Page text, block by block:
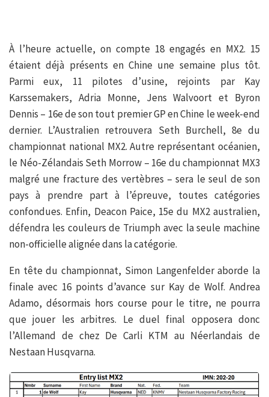
À l’heure actuelle, on compte 18 engagés en MX2. 15
étaient déjà présents en Chine une semaine plus tôt.
Parmi eux, 11 pilotes d’usine, rejoints par Kay
Karssemakers, Adria Monne, Jens Walvoort et Byron
Dennis – 16e de son tout premier GP en Chine le week-end
dernier. L’Australien retrouvera Seth Burchell, 8e du
championnat national MX2. Autre représentant océanien,
le Néo-Zélandais Seth Morrow – 16e du championnat MX3
malgré une fracture des vertèbres – sera le seul de son
pays à prendre part à l’épreuve, toutes catégories
confondues. Enfin, Deacon Paice, 15e du MX2 australien,
défendra les couleurs de Triumph avec la seule machine
non-officielle alignée dans la catégorie.
En tête du championnat, Simon Langenfelder aborde la
finale avec 16 points d’avance sur Kay de Wolf. Andrea
Adamo, désormais hors course pour le titre, ne pourra
que jouer les arbitres. Le duel final opposera donc
l’Allemand de chez De Carli KTM au Néerlandais de
Nestaan Husqvarna.